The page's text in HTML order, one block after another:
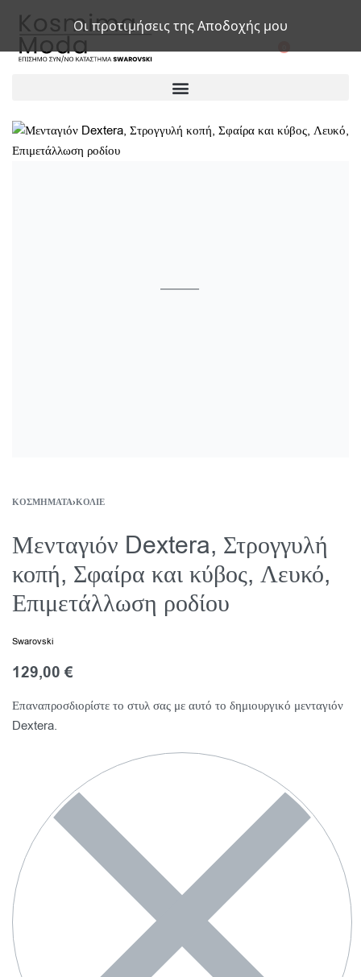
ΚΟΣΜΉΜΑΤΑ›ΚΟΛΙΈ
Μενταγιόν Dextera, Στρογγυλή
κοπή, Σφαίρα και κύβος, Λευκό,
Επιμετάλλωση ροδίου
Swarovski
129,00€
Επαναπροσδιορίστε το στυλ σας με αυτό το δημιουργικό μενταγιόν
Dextera.
Οι προτιμήσεις της Αποδοχής μου